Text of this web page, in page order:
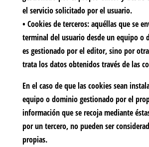
el servicio solicitado por el usuario.
• Cookies de terceros:aquéllas que se
terminal del usuario desde un equipo o
es gestionado por el editor, sino por
trata los datos obtenidos través de las
En el caso de que las cookies sean
equipo o dominio gestionado por el
información que se recoja mediante
por un tercero, no pueden ser
propias.